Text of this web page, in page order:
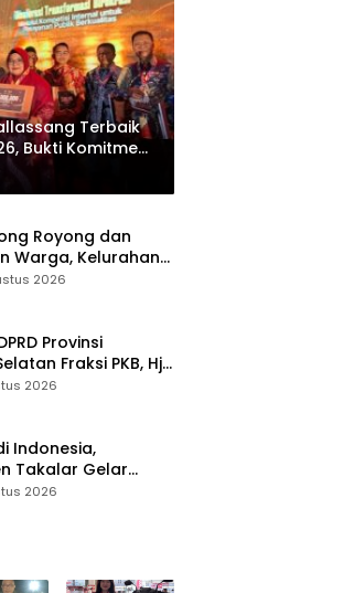
Terbaik
Bukti Komitmen
Royong dan
Warga, Kelurahan
Bintang
2026
Provinsi
Fraksi PKB, Hj.
Hadiri Dan
Melalui Malam
Inovasi Award
2026
Indonesia,
Takalar Gelar
dan Inovasi
2026